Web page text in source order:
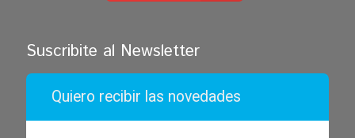
Suscribite al Newsletter
Quiero recibir las novedades